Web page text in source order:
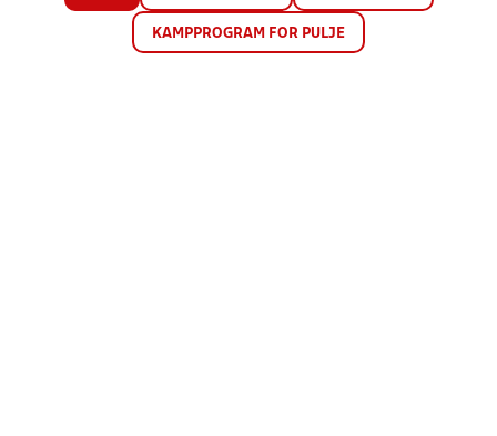
KAMPPROGRAM FOR PULJE